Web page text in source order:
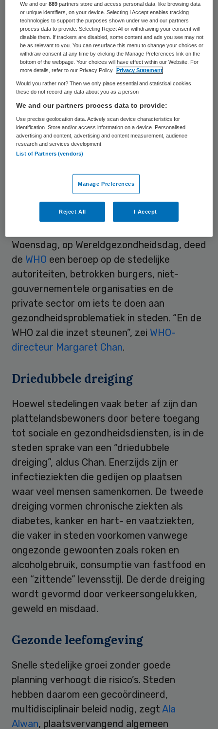
Groeiende stadsbevolking
Naar verwachting woont in 2030 zo’n 60
procent van de wereldbevolking in steden.
Tegen 2050 zal dat 70 procent zijn. Dertig
jaar geleden leefde nog maar 40 procent
van de wereldbevolking in steden. De
stadsbevolking groeit in landen met lage
inkomens het snelst. Het kostte 130 jaar
voordat de bevolking van Londen groeide
van een miljoen naar acht miljoen. Dezelfde
groei nam in Bangkok maar 45 jaar in beslag
en in Seoul slechts 25 jaar.
Gezondheidsproblemen steden
Woensdag, op Wereldgezondheidsdag, deed
de WHO een beroep op de stedelijke
autoriteiten, betrokken burgers, niet-
gouvernementele organisaties en de
private sector om iets te doen aan
gezondheidsproblematiek in steden. “En de
WHO zal die inzet steunen”, zei WHO-
directeur Margaret Chan.
Driedubbele dreiging
Hoewel stedelingen vaak beter af zijn dan
plattelandsbewoners door betere toegang
tot sociale en gezondheidsdiensten, is in de
steden sprake van een “driedubbele
dreiging”, aldus Chan. Enerzijds zijn er
infectieziekten die gedijen op plaatsen
waar veel mensen samenkomen. De tweede
dreiging vormen chronische ziekten als
diabetes, kanker en hart- en vaatziekten,
die vaker in steden voorkomen vanwege
ongezonde gewoonten zoals roken en
alcoholgebruik, consumptie van fastfood en
een “zittende” levensstijl. De derde dreiging
wordt gevormd door verkeersongelukken,
geweld en misdaad.
Gezonde leefomgeving
Snelle stedelijke groei zonder goede
planning verhoogt die risico’s. Steden
hebben daarom een gecoördineerd,
multidisciplinair beleid nodig, zegt Ala
Alwan, plaatsvervangend algemeen
We and our889 partners store and access personal data, like browsing data
or unique identifiers, on your device. Selecting I Accept enables tracking
technologies to support the purposes shown under we and our partners
process data to provide. Selecting Reject All or withdrawing your consent will
disable them. If trackers are disabled, some content and ads you see may not
be as relevant to you. You can resurface this menu to change your choices or
withdraw consent at any time by clicking the Manage Preferences link on the
bottom of the webpage. Your choices will have effect within our Website. For
more details, refer to our Privacy Policy.
Privacy Statement
Would you rather not? Then we only place essential and statistical cookies,
these do not record any data about you as a person
We and our partners process data to provide:
Use precise geolocation data. Actively scan device characteristics for
identification. Store and/or access information on a device. Personalised
advertising and content, advertising and content measurement, audience
research and services development.
List of Partners (vendors)
Manage Preferences
Reject All I Accept